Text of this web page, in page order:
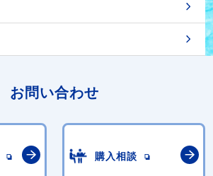
お問い合わせ
購入相談